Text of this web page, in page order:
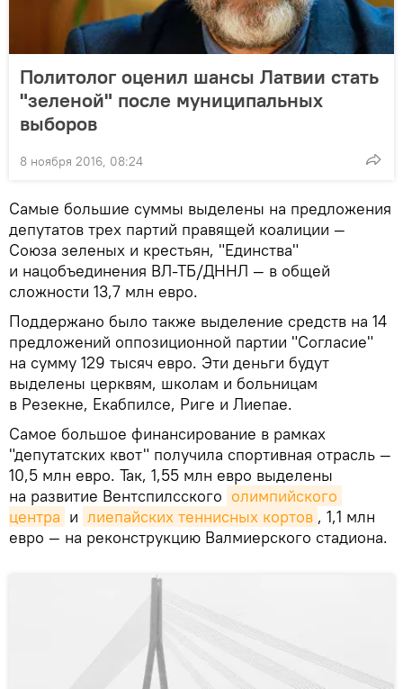
Политолог оценил шансы Латвии стать
"зеленой" после муниципальных
выборов
8 ноября 2016, 08:24
Самые большие суммы выделены на предложения
депутатов трех партий правящей коалиции —
Союза зеленых и крестьян, "Единства"
и нацобъединения ВЛ-ТБ/ДННЛ — в общей
сложности 13,7 млн евро.
Поддержано было также выделение средств на 14
предложений оппозиционной партии "Согласие"
на сумму 129 тысяч евро. Эти деньги будут
выделены церквям, школам и больницам
в Резекне, Екабпилсе, Риге и Лиепае.
Самое большое финансирование в рамках
"депутатских квот" получила спортивная отрасль —
10,5 млн евро. Так, 1,55 млн евро выделены
на развитие Вентспилсского олимпийского
центра и лиепайских теннисных кортов , 1,1 млн
евро — на реконструкцию Валмиерского стадиона.